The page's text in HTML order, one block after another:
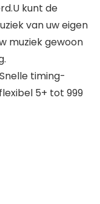
kunt de
van uw eigen
muziek gewoon
timing-
5+ tot 999